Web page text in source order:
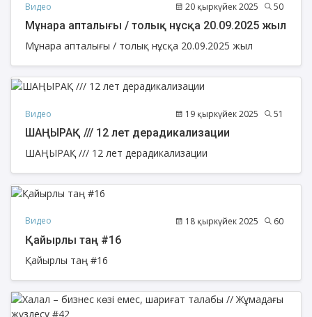
Видео 20 қыркүйек 2025 50
Мұнара апталығы / толық нұсқа 20.09.2025 жыл
Мұнара апталығы / толық нұсқа 20.09.2025 жыл
Видео 19 қыркүйек 2025 51
ШАҢЫРАҚ /// 12 лет дерадикализации
ШАҢЫРАҚ /// 12 лет дерадикализации
Видео 18 қыркүйек 2025 60
Қайырлы таң #16
Қайырлы таң #16